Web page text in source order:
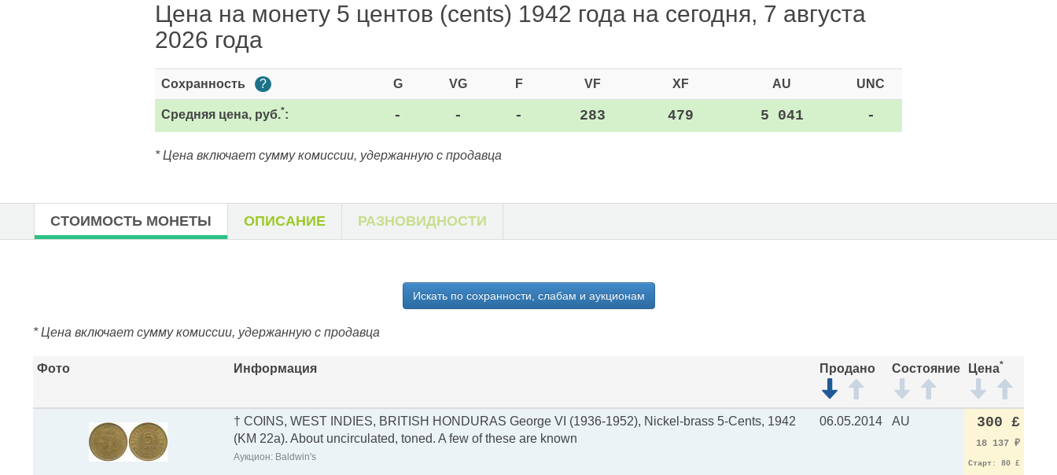
Цена на монету 5 центов (cents) 1942 года на сегодня, 7 августа
2026 года
Сохранность ? G VG F VF XF AU UNC
Средняя цена, руб.*: - - - 283 479 5 041 -
* Цена включает сумму комиссии, удержанную с продавца
СТОИМОСТЬ МОНЕТЫ ОПИСАНИЕ РАЗНОВИДНОСТИ
Искать по сохранности, слабам и аукционам
* Цена включает сумму комиссии, удержанную с продавца
Фото Информация Продано Состояние Цена*
† COINS, WEST INDIES, BRITISH HONDURAS George VI (1936-1952), Nickel-brass 5-Cents, 1942
(KM 22a). About uncirculated, toned. A few of these are known
Аукцион: Baldwin's
06.05.2014 AU 300 £
18 137 ₽
Старт: 80 £